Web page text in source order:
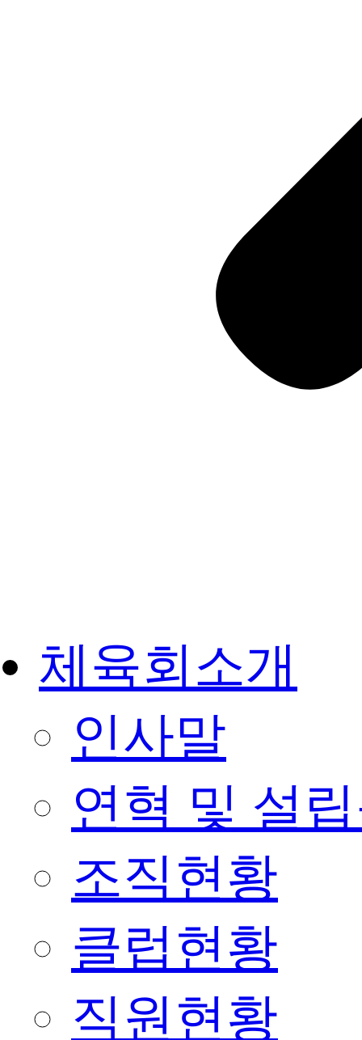
체육회소개
인사말
연혁 및 설
조직현황
클럽현황
직원현황